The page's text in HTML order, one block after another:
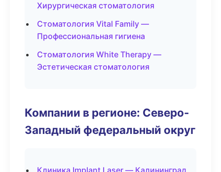
Хирургическая стоматология
Стоматология Vital Family —
Профессиональная гигиена
Стоматология White Therapy —
Эстетическая стоматология
Компании в регионе: Северо-
Западный федеральный округ
Клиника Implant Laser — Калининград